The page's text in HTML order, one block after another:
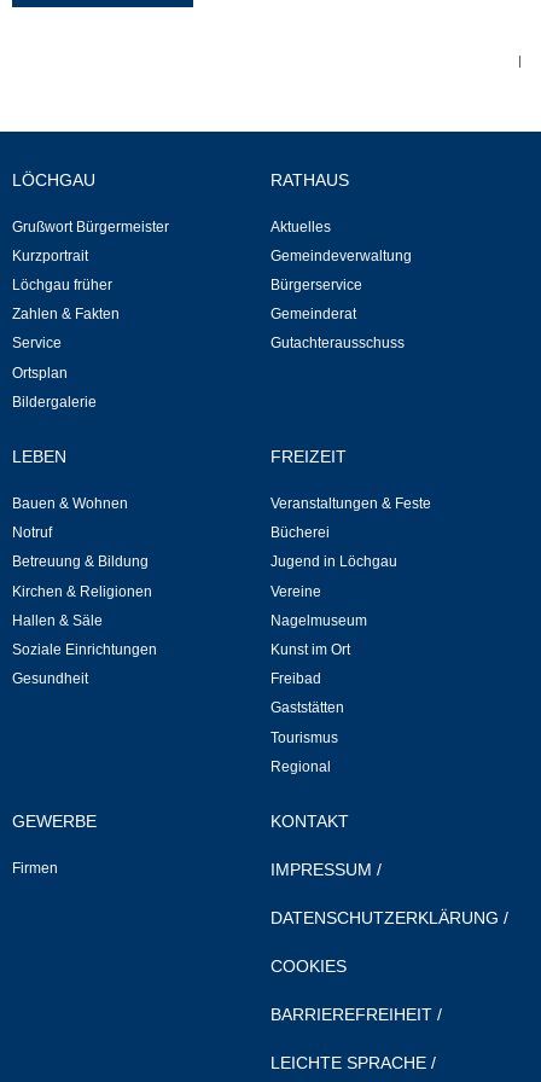
Bildergalerie
Rund um den Wein
Rathaus
Ortsrecht
|
LÖCHGAU
Grußwort Bürgermeister
Kurzportrait
Löchgau früher
Zahlen & Fakten
Service
Ortsplan
Bildergalerie
RATHAUS
Aktuelles
Gemeindeverwaltung
Bürgerservice
Gemeinderat
Gutachterausschuss
LEBEN
Bauen & Wohnen
Notruf
Betreuung & Bildung
Kirchen & Religionen
Hallen & Säle
Soziale Einrichtungen
Gesundheit
FREIZEIT
Veranstaltungen & Feste
Bücherei
Jugend in Löchgau
Vereine
Nagelmuseum
Kunst im Ort
Freibad
Gaststätten
Tourismus
Regional
GEWERBE
Firmen
KONTAKT
IMPRESSUM /
DATENSCHUTZERKLÄRUNG /
COOKIES
BARRIEREFREIHEIT /
LEICHTE SPRACHE /